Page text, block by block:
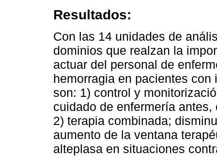
Resultados:
Con las 14 unidades de
dominios que realzan la
actuar del personal de
hemorragia en pacientes
son: 1) control y
cuidado de enfermería
2) terapia combinada;
aumento de la ventana
alteplasa en situaciones